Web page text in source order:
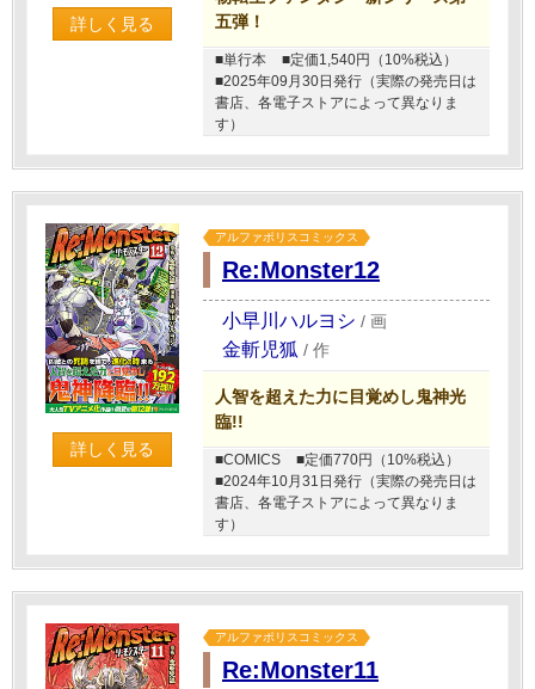
詳しく見る
五弾！
■単行本
■定価1,540円（10%税込）
■2025年09月30日発行（実際の発売日は
書店、各電子ストアによって異なりま
す）
詳しく見る
アルファポリスコミックス
Re:Monster12
小早川ハルヨシ / 画
金斬児狐 / 作
人智を超えた力に目覚めし鬼神光
臨!!
■COMICS
■定価770円（10%税込）
■2024年10月31日発行（実際の発売日は
書店、各電子ストアによって異なりま
す）
アルファポリスコミックス
Re:Monster11